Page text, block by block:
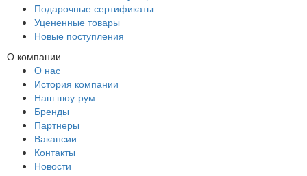
Подарочные сертификаты
Уцененные товары
Новые поступления
О компании
О нас
История компании
Наш шоу-рум
Бренды
Партнеры
Вакансии
Контакты
Новости